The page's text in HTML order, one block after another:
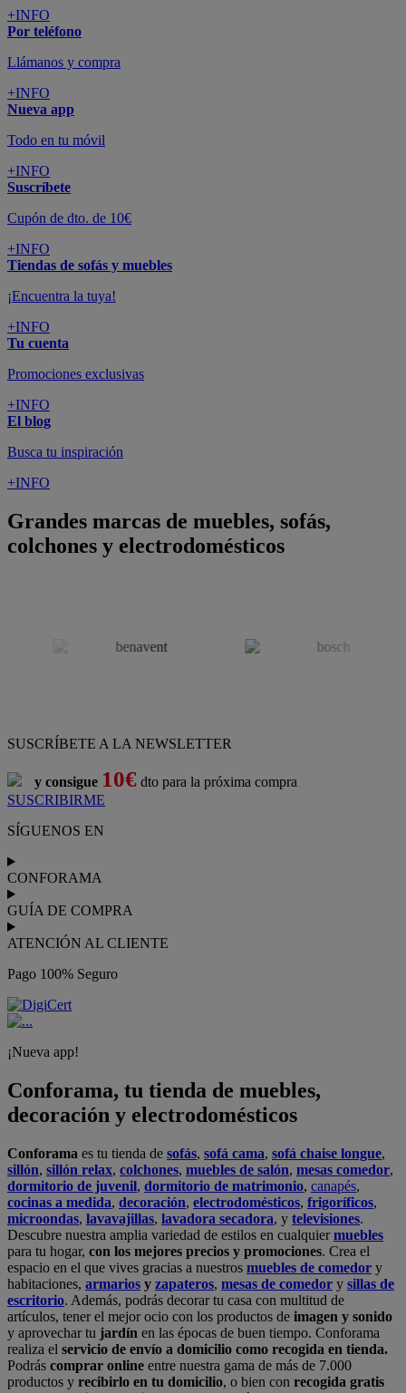
+INFO
Por teléfono
Llámanos y compra
+INFO
Nueva app
Todo en tu móvil
+INFO
Suscríbete
Cupón de dto. de 10€
+INFO
Tiendas de sofás y muebles
¡Encuentra la tuya!
+INFO
Tu cuenta
Promociones exclusivas
+INFO
El blog
Busca tu inspiración
+INFO
Grandes marcas de muebles, sofás,
colchones y electrodomésticos
SUSCRÍBETE A LA NEWSLETTER
y consigue 10€ dto para la próxima compra
SUSCRIBIRME
SÍGUENOS EN
CONFORAMA
GUÍA DE COMPRA
ATENCIÓN AL CLIENTE
Pago 100% Seguro
¡Nueva app!
Conforama, tu tienda de muebles,
decoración y electrodomésticos
Conforama es tu tienda de sofás, sofá cama, sofá chaise longue,
sillón, sillón relax, colchones, muebles de salón, mesas comedor,
dormitorio de juvenil, dormitorio de matrimonio, canapés,
cocinas a medida, decoración, electrodomésticos, frigoríficos,
microondas, lavavajillas, lavadora secadora, y televisiones.
Descubre nuestra amplia variedad de estilos en cualquiermuebles
para tu hogar, con los mejores precios y promociones. Crea el
espacio en el que vives gracias a nuestros muebles de comedor y
habitaciones, armarios y zapateros, mesas de comedor y sillas de
escritorio. Además, podrás decorar tu casa con multitud de
artículos, tener el mejor ocio con los productos de imagen y sonido
y aprovechar tu jardín en las épocas de buen tiempo. Conforama
realiza el servicio de envío a domicilio como recogida en tienda.
Podrás comprar online entre nuestra gama de más de 7.000
productos y recibirlo en tu domicilio, o bien con recogida gratis